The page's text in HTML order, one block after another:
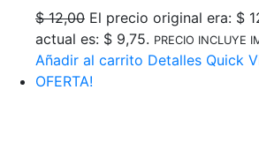
$12,00 El precio original era: $
actual es: $ 9,75. PRECIO INCLUYE
Añadir al carrito Detalles Quick
OFERTA!